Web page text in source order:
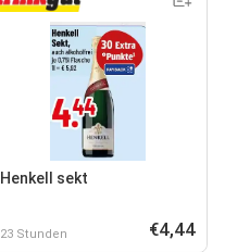
Henkell sekt
23 Stunden €4,44